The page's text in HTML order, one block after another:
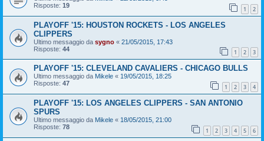
Risposte: 19 1 2
PLAYOFF '15: HOUSTON ROCKETS - LOS ANGELES
CLIPPERS
Ultimo messaggio da sygno « 21/05/2015, 17:43
Risposte: 44 1 2 3
PLAYOFF '15: CLEVELAND CAVALIERS - CHICAGO BULLS
Ultimo messaggio da Mikele « 19/05/2015, 18:25
Risposte: 47 1 2 3 4
PLAYOFF '15: LOS ANGELES CLIPPERS - SAN ANTONIO
SPURS
Ultimo messaggio da Mikele « 18/05/2015, 21:00
Risposte: 78 1 2 3 4 5 6